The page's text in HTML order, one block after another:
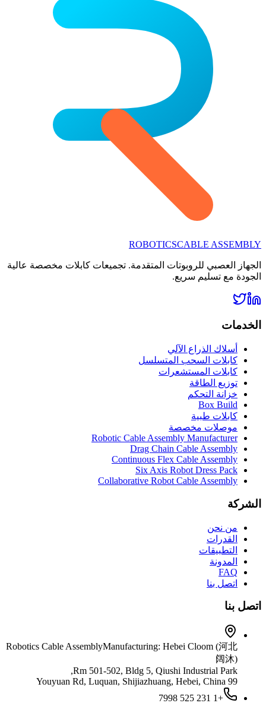
ROBOTICSCABLE ASSEMBLY
الجهاز العصبي للروبوتات المتقدمة. تجميعات كابلات مخصصة عالية
الجودة مع تسليم سريع.
الخدمات
أسلاك الذراع الآلي
كابلات السحب المتسلسل
كابلات المستشعرات
توزيع الطاقة
خزانة التحكم
Box Build
كابلات طبية
موصلات مخصصة
Robotic Cable Assembly Manufacturer
Drag Chain Cable Assembly
Continuous Flex Cable Assembly
Six Axis Robot Dress Pack
Collaborative Robot Cable Assembly
الشركة
من نحن
القدرات
التطبيقات
المدونة
FAQ
اتصل بنا
اتصل بنا
Robotics Cable AssemblyManufacturing: Hebei Cloom (河北
阔沐)
Rm 501-502, Bldg 5, Qiushi Industrial Park,
99 Youyuan Rd, Luquan, Shijiazhuang, Hebei, China
+1 231 525 7998